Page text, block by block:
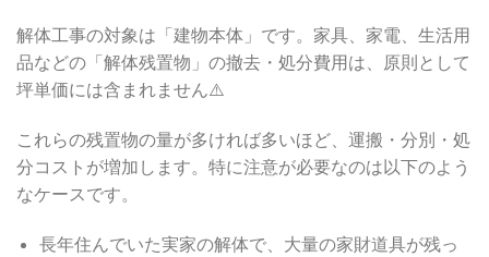
解体工事の対象は「建物本体」です。家具、家電、生活用
品などの「解体残置物」の撤去・処分費用は、原則として
坪単価には含まれません⚠️
これらの残置物の量が多ければ多いほど、運搬・分別・処
分コストが増加します。特に注意が必要なのは以下のよう
なケースです。
長年住んでいた実家の解体で、大量の家財道具が残っ